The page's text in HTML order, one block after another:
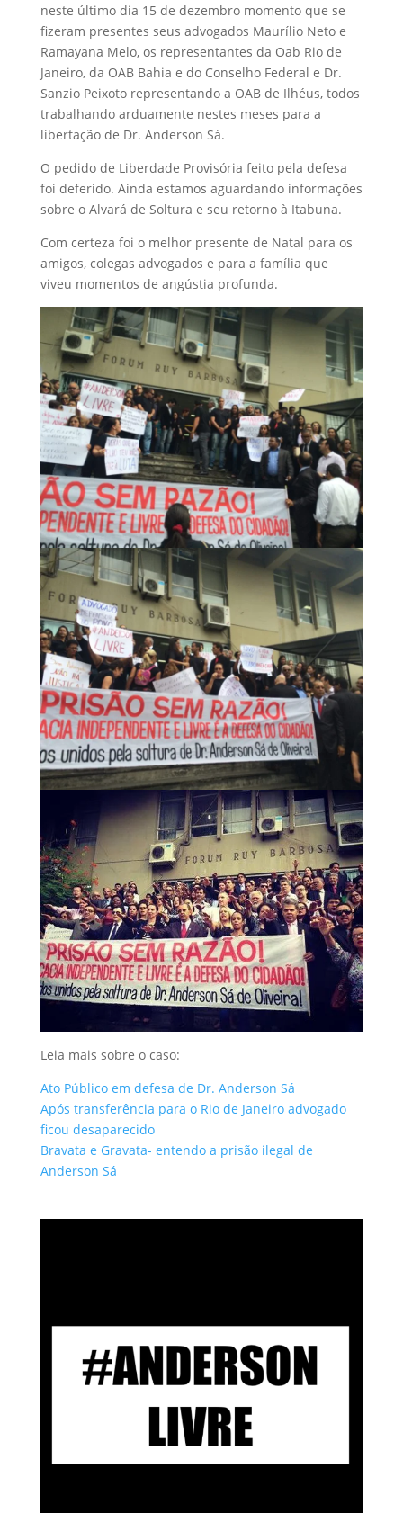
neste último dia 15 de dezembro momento que se
fizeram presentes seus advogados Maurílio Neto e
Ramayana Melo, os representantes da Oab Rio de
Janeiro, da OAB Bahia e do Conselho Federal e Dr.
Sanzio Peixoto representando a OAB de Ilhéus, todos
trabalhando arduamente nestes meses para a
libertação de Dr. Anderson Sá.
O pedido de Liberdade Provisória feito pela defesa
foi deferido. Ainda estamos aguardando informações
sobre o Alvará de Soltura e seu retorno à Itabuna.
Com certeza foi o melhor presente de Natal para os
amigos, colegas advogados e para a família que
viveu momentos de angústia profunda.
Leia mais sobre o caso:
Ato Público em defesa de Dr. Anderson Sá
Após transferência para o Rio de Janeiro advogado
ficou desaparecido
Bravata e Gravata- entendo a prisão ilegal de
Anderson Sá